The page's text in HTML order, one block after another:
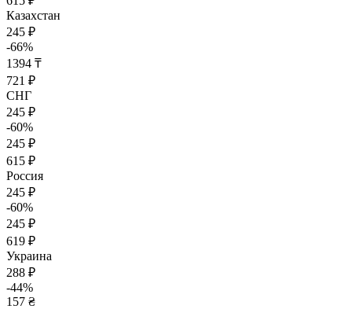
Казахстан
245 ₽
-66%
1394 ₸
721 ₽
СНГ
245 ₽
-60%
245 ₽
615 ₽
Россия
245 ₽
-60%
245 ₽
619 ₽
Украина
288 ₽
-44%
157 ₴